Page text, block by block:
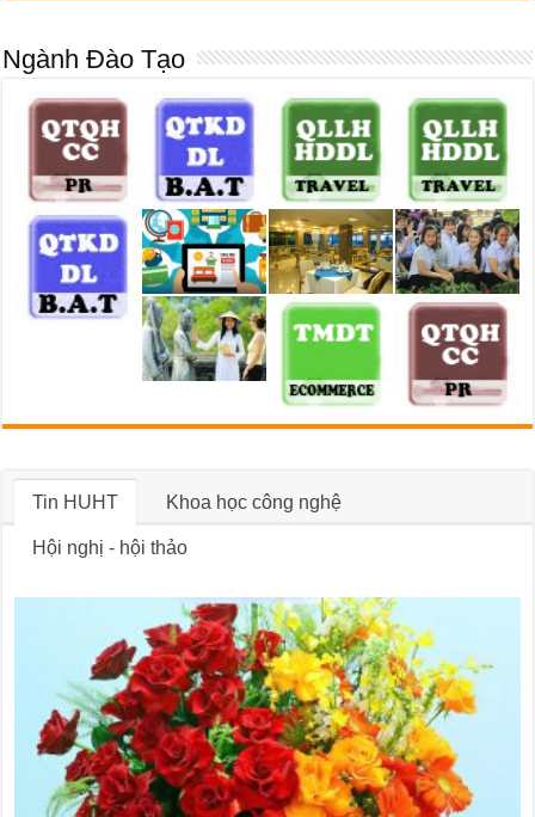
Ngành Đào Tạo
Tin HUHT Khoa học công nghệ
Hội nghị - hội thảo